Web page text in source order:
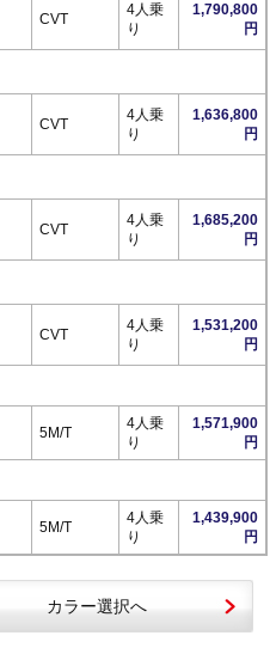
CVT
4人乗
り
1,790,800
円
CVT
4人乗
り
1,636,800
円
CVT
4人乗
り
1,685,200
円
CVT
4人乗
り
1,531,200
円
5M/T
4人乗
り
1,571,900
円
5M/T
4人乗
り
1,439,900
円
カラー選択へ